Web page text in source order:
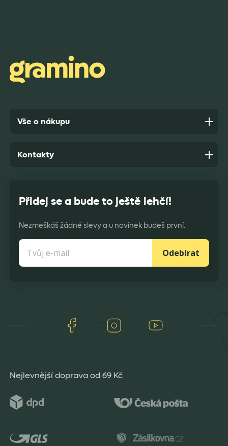
Anonym,před 8 dny
Vše o nákupu
Přidej se a bude to ještě lehčí!
Nezmeškáš žádné slevy a u novinek budeš první.
Odebírat
Facebook Instagram
Kontakty
Nejlevnější doprava od 69 Kč